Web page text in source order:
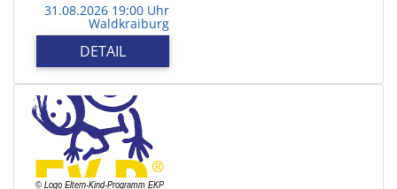
31.08.2026 19:00 Uhr
Waldkraiburg
DETAIL